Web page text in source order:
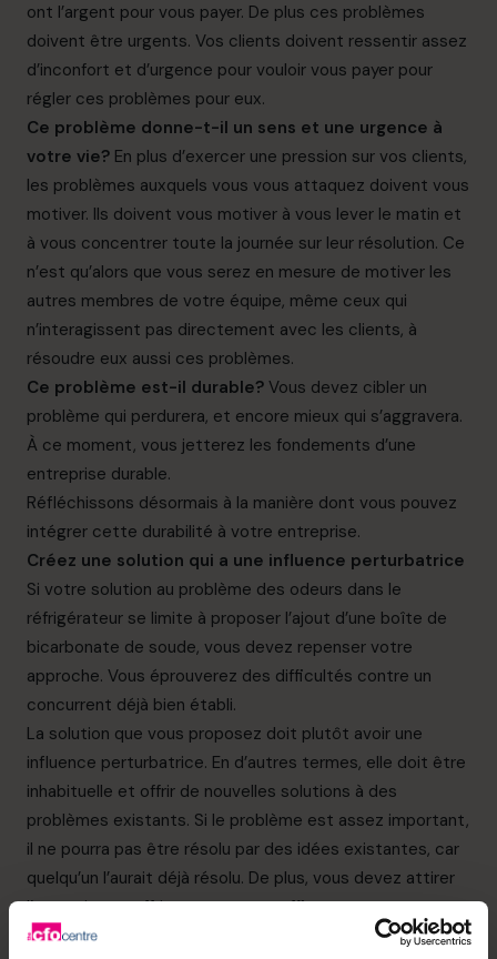
ont l’argent pour vous payer. De plus ces problèmes
doivent être urgents. Vos clients doivent ressentir assez
d’inconfort et d’urgence pour vouloir vous payer pour
régler ces problèmes pour eux.
Ce problème donne-t-il un sens et une urgence à
votre vie? En plus d’exercer une pression sur vos clients,
les problèmes auxquels vous vous attaquez doivent vous
motiver. Ils doivent vous motiver à vous lever le matin et
à vous concentrer toute la journée sur leur résolution. Ce
n’est qu’alors que vous serez en mesure de motiver les
autres membres de votre équipe, même ceux qui
n’interagissent pas directement avec les clients, à
résoudre eux aussi ces problèmes.
Ce problème est-il durable? Vous devez cibler un
problème qui perdurera, et encore mieux qui s’aggravera.
À ce moment, vous jetterez les fondements d’une
entreprise durable.
Réfléchissons désormais à la manière dont vous pouvez
intégrer cette durabilité à votre entreprise.
Créez une solution qui a une influence perturbatrice
Si votre solution au problème des odeurs dans le
réfrigérateur se limite à proposer l’ajout d’une boîte de
bicarbonate de soude, vous devez repenser votre
approche. Vous éprouverez des difficultés contre un
concurrent déjà bien établi.
La solution que vous proposez doit plutôt avoir une
influence perturbatrice. En d’autres termes, elle doit être
inhabituelle et offrir de nouvelles solutions à des
problèmes existants. Si le problème est assez important,
il ne pourra pas être résolu par des idées existantes, car
quelqu’un l’aurait déjà résolu. De plus, vous devez attirer
l’attention et offrir un avantage suffisamment
convaincant pour que les clients potentiels décident de